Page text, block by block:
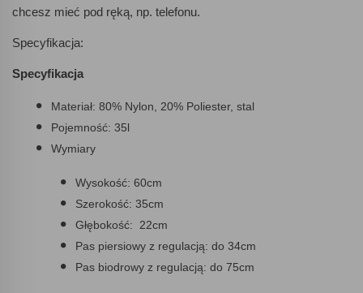
chcesz mieć pod ręką, np. telefonu.
Specyfikacja:
Specyfikacja
Materiał: 80% Nylon, 20% Poliester, stal
Pojemność: 35l
Wymiary
Wysokość: 60cm
Szerokość: 35cm
Głębokość: 22cm
Pas piersiowy z regulacją: do 34cm
Pas biodrowy z regulacją: do 75cm